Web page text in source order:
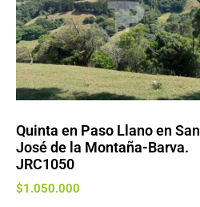
Quinta en Paso Llano en San
José de la Montaña-Barva.
JRC1050
$1.050.000